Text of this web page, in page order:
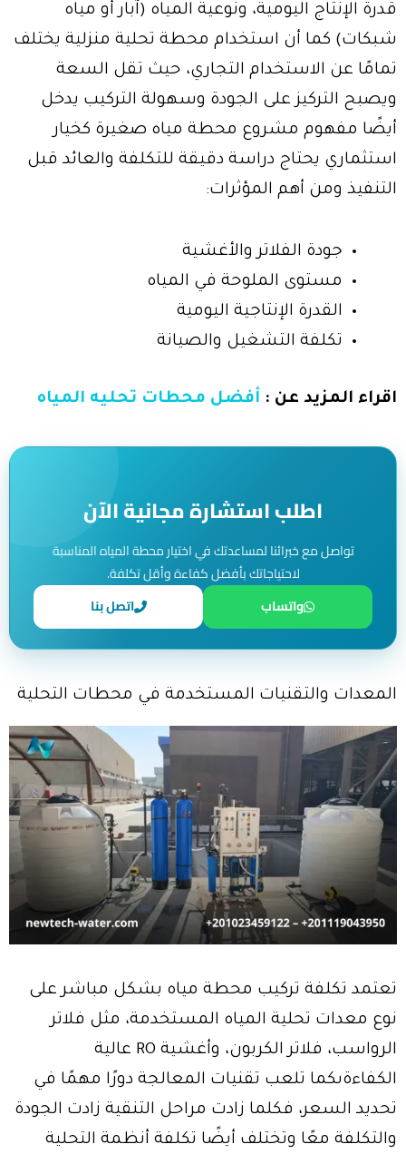
قدرة الإنتاج اليومية، ونوعية المياه (آبار أو مياه
شبكات) كما أن استخدام محطة تحلية منزلية يختلف
تمامًا عن الاستخدام التجاري، حيث تقل السعة
ويصبح التركيز على الجودة وسهولة التركيب يدخل
أيضًا مفهوم مشروع محطة مياه صغيرة كخيار
استثماري يحتاج دراسة دقيقة للتكلفة والعائد قبل
التنفيذ ومن أهم المؤثرات:
جودة الفلاتر والأغشية
مستوى الملوحة في المياه
القدرة الإنتاجية اليومية
تكلفة التشغيل والصيانة
اقراء المزيد عن : أفضل محطات تحليه المياه
اطلب استشارة مجانية الآن
تواصل مع خبرائنا لمساعدتك في اختيار محطة المياه المناسبة
لاحتياجاتك بأفضل كفاءة وأقل تكلفة.
واتساب
اتصل بنا
المعدات والتقنيات المستخدمة في محطات التحلية
تعتمد تكلفة تركيب محطة مياه بشكل مباشر على
نوع معدات تحلية المياه المستخدمة، مثل فلاتر
الرواسب، فلاتر الكربون، وأغشية RO عالية
الكفاءةىكما تلعب تقنيات المعالجة دورًا مهمًا في
تحديد السعر، فكلما زادت مراحل التنقية زادت الجودة
والتكلفة معًا وتختلف أيضًا تكلفة أنظمة التحلية